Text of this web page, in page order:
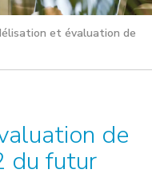
et évaluation de
de
du futur